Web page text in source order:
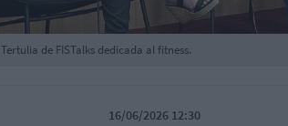
Tertulia de FISTalks dedicada al fitness.
16/06/2026 12:30